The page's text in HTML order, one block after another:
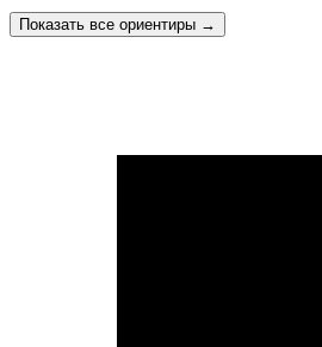
Показать все ориентиры →